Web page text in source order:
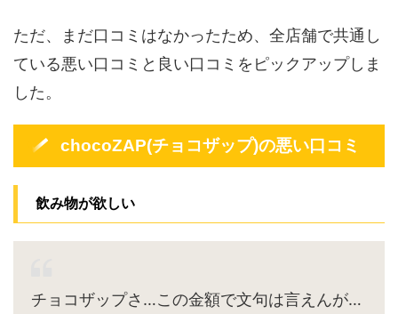
ただ、まだ口コミはなかったため、全店舗で共通し
ている悪い口コミと良い口コミをピックアップしま
した。
chocoZAP(チョコザップ)の悪い口コミ
飲み物が欲しい
チョコザップさ…この金額で文句は言えんが…